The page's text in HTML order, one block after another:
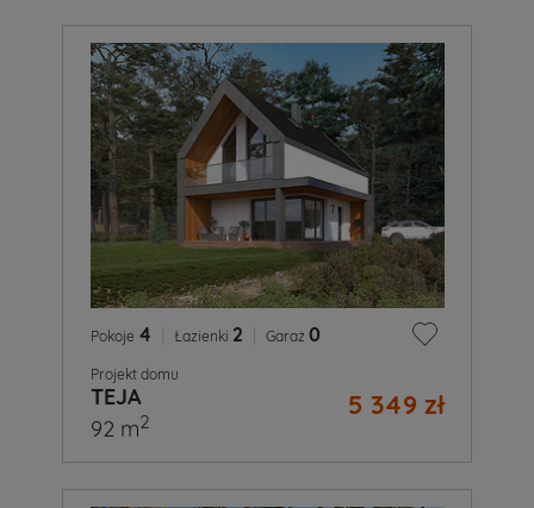
Pokoje 4 Łazienki 2 Garaż 0
Projekt domu
TEJA 5 349 zł
92 m2